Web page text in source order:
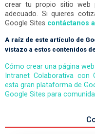
crear tu propio sitio web
adecuado. Si quieres
Google Sites contáctanos
A raíz de este artículo de
vistazo a estos contenidos
Cómo crear una página
Intranet Colaborativa
esta gran plataforma de
Google Sites para